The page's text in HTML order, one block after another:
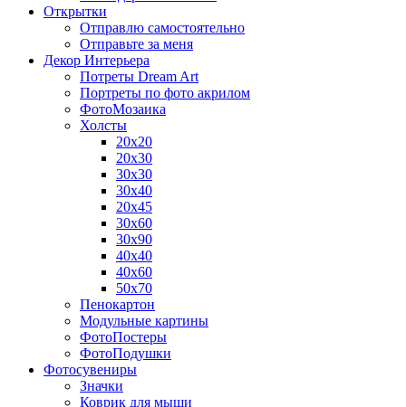
Открытки
Отправлю самостоятельно
Отправьте за меня
Декор Интерьера
Потреты Dream Art
Портреты по фото акрилом
ФотоМозаика
Холсты
20х20
20х30
30х30
30х40
20х45
30х60
30х90
40х40
40х60
50х70
Пенокартон
Модульные картины
ФотоПостеры
ФотоПодушки
Фотоcувениры
Значки
Коврик для мыши